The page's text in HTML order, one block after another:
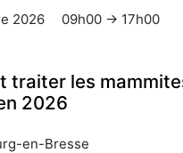
2026 09h00 → 17h00
traiter les
2026
en-Bresse